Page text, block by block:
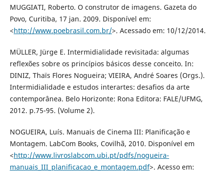
MUGGIATI, Roberto. O construtor de imagens. Gazeta do
Povo, Curitiba, 17 jan. 2009. Disponível em:
<http://www.poebrasil.com.br/>. Acessado em: 10/12/2014.
MÜLLER, Jürge E. Intermidialidade revisitada: algumas
reflexões sobre os princípios básicos desse conceito. In:
DINIZ, Thaïs Flores Nogueira; VIEIRA, André Soares (Orgs.).
Intermidialidade e estudos interartes: desafios da arte
contemporânea. Belo Horizonte: Rona Editora: FALE/UFMG,
2012. p.75-95. (Volume 2).
NOGUEIRA, Luís. Manuais de Cinema III: Planificação e
Montagem. LabCom Books, Covilhã, 2010. Disponível em
<http://www.livroslabcom.ubi.pt/pdfs/nogueira-
manuais_III_planificacao_e_montagem.pdf>. Acesso em: